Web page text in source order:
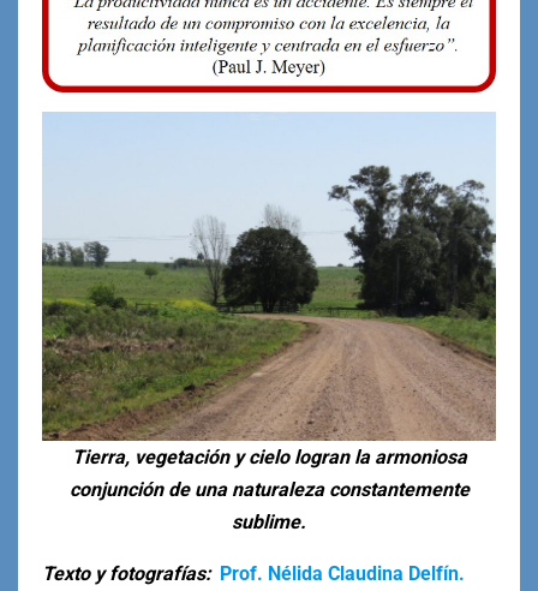
Tierra, vegetación y cielo logran la armoniosa
conjunción de una naturaleza constantemente
sublime.
Texto y fotografías: Prof. Nélida Claudina Delfín.